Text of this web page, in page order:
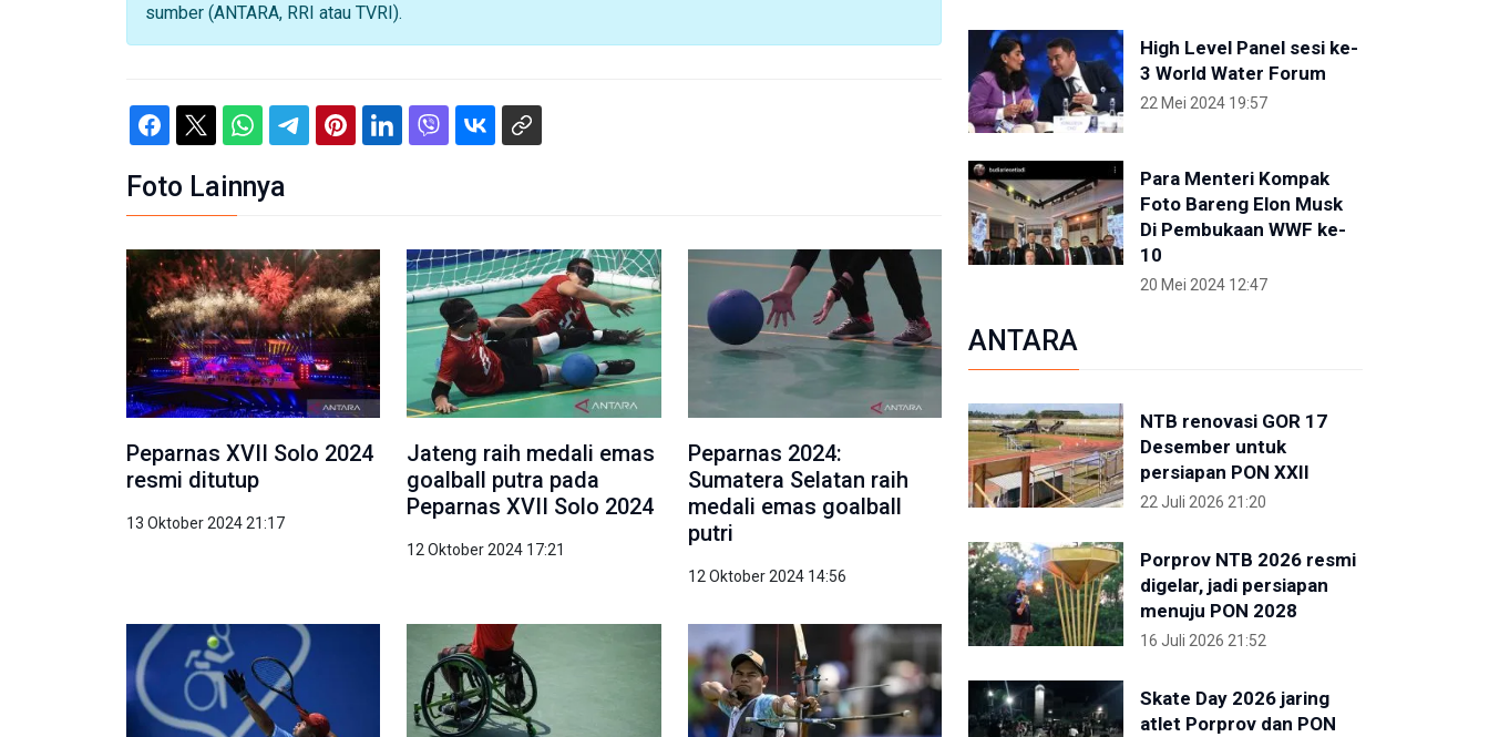
sumber (ANTARA, RRI atau TVRI).
Foto Lainnya
Peparnas XVII Solo 2024
resmi ditutup
13 Oktober 2024 21:17
Jateng raih medali emas
goalball putra pada
Peparnas XVII Solo 2024
12 Oktober 2024 17:21
Peparnas 2024:
Sumatera Selatan raih
medali emas goalball
putri
12 Oktober 2024 14:56
High Level Panel sesi ke-
3 World Water Forum
22 Mei 2024 19:57
Para Menteri Kompak
Foto Bareng Elon Musk
Di Pembukaan WWF ke-
10
20 Mei 2024 12:47
ANTARA
NTB renovasi GOR 17
Desember untuk
persiapan PON XXII
22 Juli 2026 21:20
Porprov NTB 2026 resmi
digelar, jadi persiapan
menuju PON 2028
16 Juli 2026 21:52
Skate Day 2026 jaring
atlet Porprov dan PON